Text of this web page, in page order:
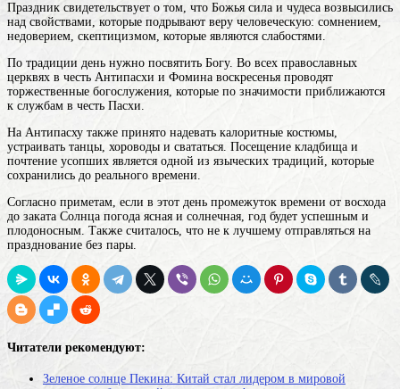
Праздник свидетельствует о том, что Божья сила и чудеса возвысились
над свойствами, которые подрывают веру человеческую: сомнением,
недоверием, скептицизмом, которые являются слабостями.
По традиции день нужно посвятить Богу. Во всех православных
церквях в честь Антипасхи и Фомина воскресенья проводят
торжественные богослужения, которые по значимости приближаются
к службам в честь Пасхи.
На Антипасху также принято надевать калоритные костюмы,
устраивать танцы, хороводы и свататься. Посещение кладбища и
почтение усопших является одной из языческих традиций, которые
сохранились до реального времени.
Согласно приметам, если в этот день промежуток времени от восхода
до заката Солнца погода ясная и солнечная, год будет успешным и
плодоносным. Также считалось, что не к лучшему отправляться на
празднование без пары.
Читатели рекомендуют:
Зеленое солнце Пекина: Китай стал лидером в мировой